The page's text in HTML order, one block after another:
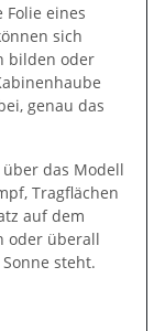
Folie eines
sich
bilden oder
genau das
das Modell
Tragflächen
auf dem
oder überall
steht.